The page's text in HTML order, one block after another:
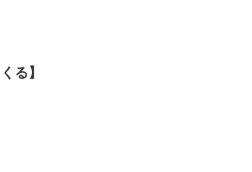
る】